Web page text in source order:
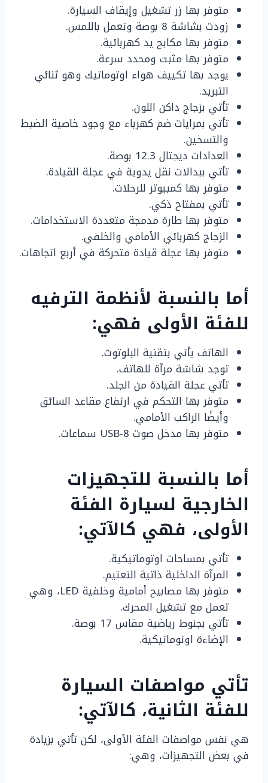
متوفر بها زر تشغيل وإيقاف السيارة.
زودت بشاشة 8 بوصة وتعمل باللمس.
متوفر بها مكابح يد كهربائية.
متوفر بها مثبت ومحدد سرعة.
يوجد بها تكييف هواء اوتوماتيك وهو ثنائي
التبريد.
تأتي بزجاج داكن اللون.
تأتي بمرايات ضم كهرباء مع وجود خاصية الضبط
والتسخين.
العدادات ديجتال 12.3 بوصة.
تأتي ببدالات نقل يدوية في عجلة القيادة.
متوفر بها كمبيوتر للرحلات.
تأتي بمفتاح ذكي.
متوفر بها طارة مدمجة متعددة الاستخدامات.
الزجاج كهربائي الأمامي والخلفي.
متوفر بها عجلة قيادة متحركة في أربع اتجاهات.
أما بالنسبة لأنظمة الترفيه
للفئة الأولى فهي:
الهاتف يأتي بتقنية البلوتوث.
توجد شاشة مرآة للهاتف.
تأتي عجلة القيادة من الجلد.
متوفر بها التحكم في ارتفاع مقاعد السائق
وأيضًا الراكب الأمامي.
متوفر بها مدخل صوت USB-8 سماعات.
أما بالنسبة للتجهيزات
الخارجية لسيارة الفئة
الأولى، فهي كالآتي:
تأتي بمساحات اوتوماتيكية.
المرآة الداخلية ذاتية التعتيم.
متوفر بها مصابيح أمامية وخلفية LED، وهي
تعمل مع تشغيل المحرك.
تأتي بجنوط رياضية مقاس 17 بوصة.
الإضاءة اوتوماتيكية.
تأتي مواصفات السيارة
للفئة الثانية، كالآتي:
هي نفس مواصفات الفئة الأولى، لكن تأتي بزيادة
في بعض التجهيزات، وهي: